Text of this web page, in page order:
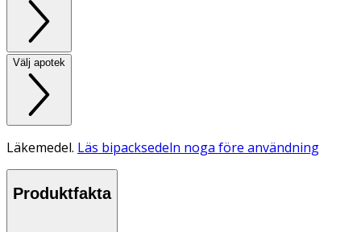
Välj apotek
Läkemedel. Läs bipacksedeln noga före användning
Produktfakta